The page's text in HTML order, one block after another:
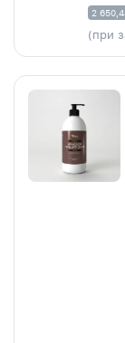
2
(при